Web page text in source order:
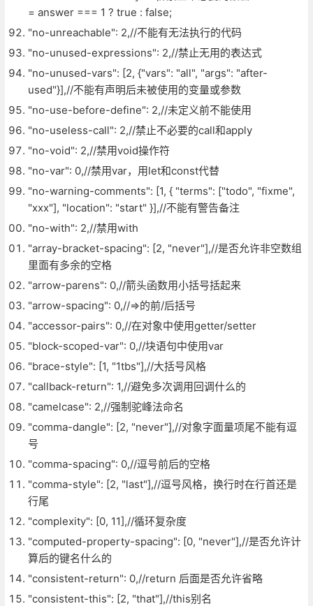
= answer === 1 ? true : false;
"no-unreachable": 2,//不能有无法执行的代码
"no-unused-expressions": 2,//禁止无用的表达式
"no-unused-vars": [2, {"vars": "all", "args": "after-
used"}],//不能有声明后未被使用的变量或参数
"no-use-before-define": 2,//未定义前不能使用
"no-useless-call": 2,//禁止不必要的call和apply
"no-void": 2,//禁用void操作符
"no-var": 0,//禁用var，用let和const代替
"no-warning-comments": [1, { "terms": ["todo", "fixme",
"xxx"], "location": "start" }],//不能有警告备注
"no-with": 2,//禁用with
"array-bracket-spacing": [2, "never"],//是否允许非空数组
里面有多余的空格
"arrow-parens": 0,//箭头函数用小括号括起来
"arrow-spacing": 0,//=>的前/后括号
"accessor-pairs": 0,//在对象中使用getter/setter
"block-scoped-var": 0,//块语句中使用var
"brace-style": [1, "1tbs"],//大括号风格
"callback-return": 1,//避免多次调用回调什么的
"camelcase": 2,//强制驼峰法命名
"comma-dangle": [2, "never"],//对象字面量项尾不能有逗
号
"comma-spacing": 0,//逗号前后的空格
"comma-style": [2, "last"],//逗号风格，换行时在行首还是
行尾
"complexity": [0, 11],//循环复杂度
"computed-property-spacing": [0, "never"],//是否允许计
算后的键名什么的
"consistent-return": 0,//return 后面是否允许省略
"consistent-this": [2, "that"],//this别名